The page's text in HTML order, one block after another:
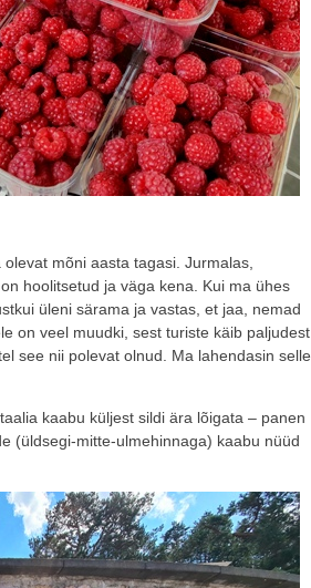
mõni aasta tagasi. Jurmalas,
hoolitsetud ja väga kena. Kui ma ühes
üleni särama ja vastas, et jaa, nemad
on veel muudki, sest turiste käib paljudest
see nii polevat olnud. Ma lahendasin selle
kaabu küljest sildi ära lõigata – panen
(üldsegi-mitte-ulmehinnaga) kaabu nüüd